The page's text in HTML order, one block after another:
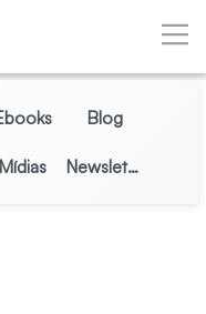
Blog
Mídias Newsletter